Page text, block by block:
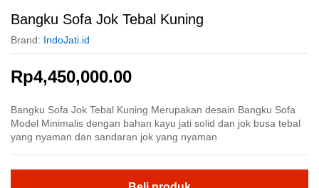
Bangku Sofa Jok Tebal Kuning
Brand: IndoJati.id
Rp4,450,000.00
Bangku Sofa Jok Tebal Kuning Merupakan desain Bangku Sofa
Model Minimalis dengan bahan kayu jati solid dan jok busa tebal
yang nyaman dan sandaran jok yang nyaman